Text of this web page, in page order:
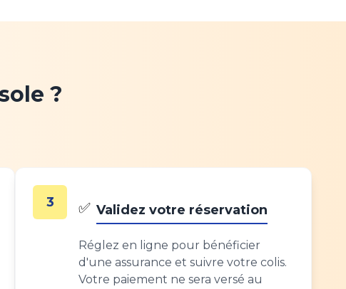
?
3 ✅ Validez votre réservation
Réglez en ligne pour bénéficier
d'une assurance et suivre votre colis.
Votre paiement ne sera versé au